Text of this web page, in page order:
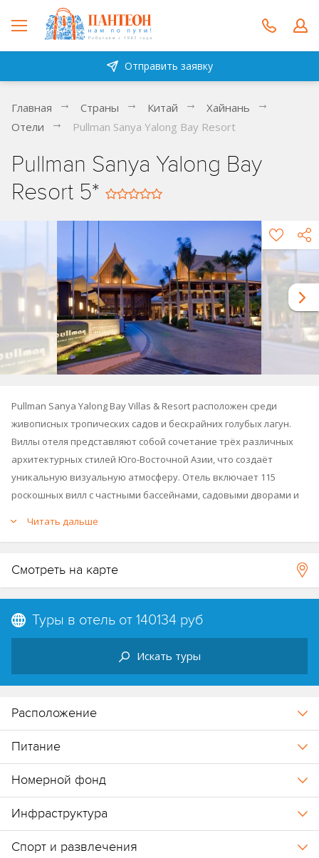
Отправить заявку
Главная Страны Китай
Хайнань
Отели
Pullman Sanya Yalong Bay Resort
Pullman Sanya Yalong Bay
Resort 5*
Pullman Sanya Yalong Bay Villas & Resort расположен среди
живописных тропических садов и бескрайних голубых лагун.
Виллы отеля представляют собой сочетание трёх различных
архитектурных стилей Юго-Восточной Азии, что создаёт
уникальную визуальную атмосферу. Отель включает 115
роскошных вилл с частными бассейнами, садовыми дворами и
Бассейн у озера, расположенный всего в нескольких шагах от
отдыха.
Читать дальше
Смотреть на карте
Туры в отель от 140134 руб
Искать туры
Расположение
Питание
Номерной фонд
Инфраструктура
Спорт и развлечения